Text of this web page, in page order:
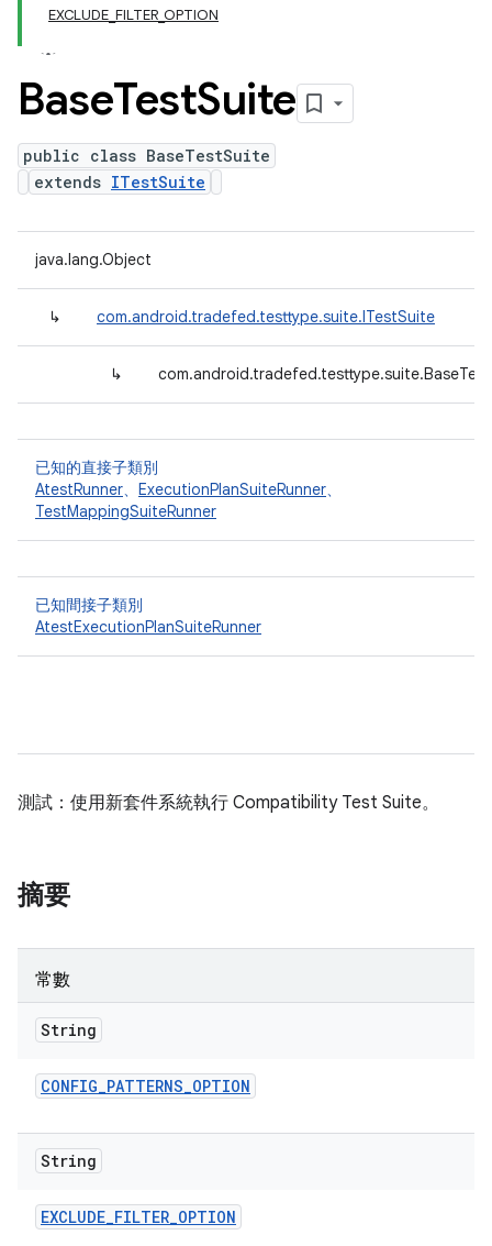
EXCLUDE_FILTER_OPTION
BaseTestSuite
public class BaseTestSuite
extends ITestSuite
java.lang.Object
↳ com.android.tradefed.testtype.suite.ITestSuite
↳
已知的直接子類別
AtestRunner、 ExecutionPlanSuiteRunner、
TestMappingSuiteRunner
已知間接子類別
AtestExecutionPlanSuiteRunner
測試：使用新套件系統執行 Compatibility Test Suite。
摘要
常數
String
CONFIG_PATTERNS_OPTION
String
EXCLUDE_FILTER_OPTION